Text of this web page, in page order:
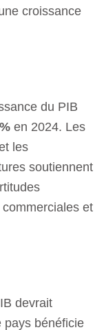
croissance
du PIB
en 2024. Les
les
soutiennent
et
devrait
pays bénéficie